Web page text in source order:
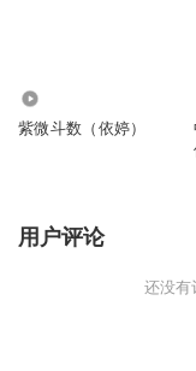
紫微斗数（依婷）
用户评论
还没有